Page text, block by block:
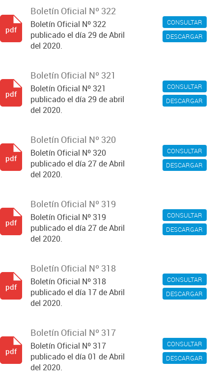
CONSULTAR
DESCARGAR
Boletín Oficial Nº 322
Boletín Oficial Nº 322
publicado el día 29 de Abril
del 2020.
pdf
CONSULTAR
DESCARGAR
Boletín Oficial Nº 321
Boletín Oficial Nº 321
publicado el día 29 de abril
del 2020.
pdf
CONSULTAR
DESCARGAR
Boletín Oficial Nº 320
Boletín Oficial Nº 320
publicado el día 27 de Abril
del 2020.
pdf
CONSULTAR
DESCARGAR
Boletín Oficial Nº 319
Boletín Oficial Nº 319
publicado el día 27 de Abril
del 2020.
pdf
CONSULTAR
DESCARGAR
Boletín Oficial Nº 318
Boletín Oficial Nº 318
publicado el día 17 de Abril
del 2020.
pdf
CONSULTAR
DESCARGAR
Boletín Oficial Nº 317
Boletín Oficial Nº 317
publicado el día 01 de Abril
del 2020.
pdf